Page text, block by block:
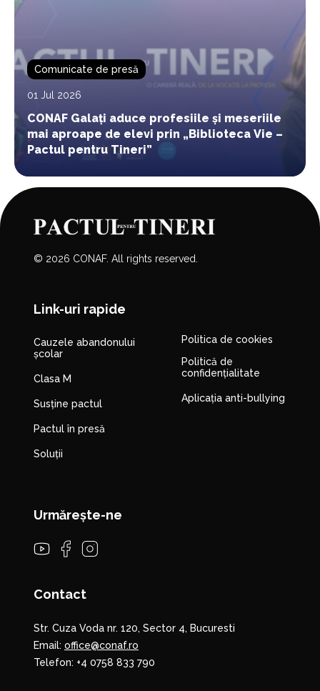
Comunicate de presă
01 Jul 2026
CONAF Galați aduce profesiile și meseriile
mai aproape de elevi prin „Biblioteca Vie –
Pactul pentru Tineri”
© 2026 CONAF. All rights reserved.
Link-uri rapide
Cauzele abandonului
școlar
Clasa M
Susține pactul
Pactul în presă
Soluții
Politica de cookies
Politică de
confidențialitate
Aplicația anti-bullying
Urmărește-ne
Contact
Str. Cuza Voda nr. 120, Sector 4, Bucuresti
Email: office@conaf.ro
Telefon: +4 0758 833 790